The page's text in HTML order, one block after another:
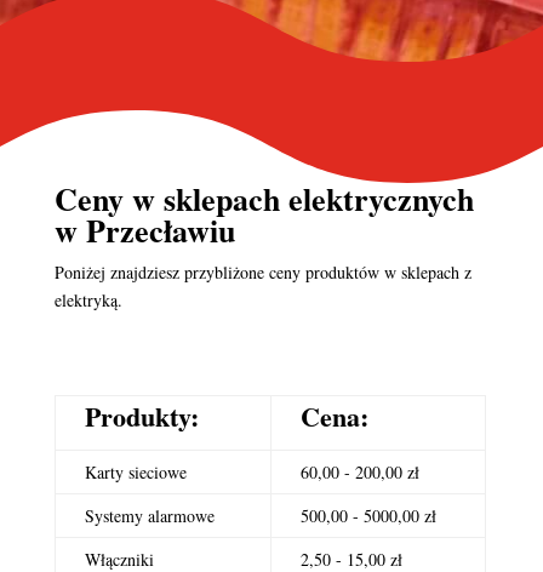
Ceny wsklepach elektrycznych
w Przecławiu
Poniżej znajdziesz przybliżone ceny produktów w sklepach z
elektryką.
Produkty: Cena:
Karty sieciowe
60,00 - 200,00 zł
Systemy alarmowe
500,00 - 5000,00 zł
Włączniki
2,50 - 15,00 zł